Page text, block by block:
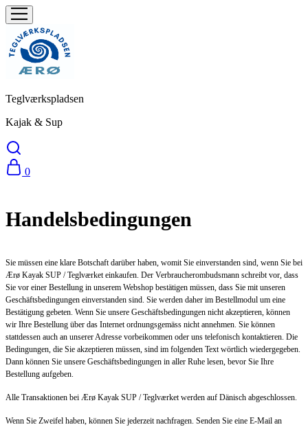
Teglværkspladsen
Kajak & Sup
0
Handelsbedingungen
Sie müssen eine klare Botschaft darüber haben, womit Sie einverstanden sind, wenn Sie bei
Ærø Kayak SUP / Teglværket einkaufen. Der Verbraucherombudsmann schreibt vor, dass
Sie vor einer Bestellung in unserem Webshop bestätigen müssen, dass Sie mit unseren
Geschäftsbedingungen einverstanden sind. Sie werden daher im Bestellmodul um eine
Bestätigung gebeten. Wenn Sie unsere Geschäftsbedingungen nicht akzeptieren, können
wir Ihre Bestellung über das Internet ordnungsgemäss nicht annehmen. Sie können
stattdessen auch an unserer Adresse vorbeikommen oder uns telefonisch kontaktieren. Die
Bedingungen, die Sie akzeptieren müssen, sind im folgenden Text wörtlich wiedergegeben.
Dann können Sie unsere Geschäftsbedingungen in aller Ruhe lesen, bevor Sie Ihre
Bestellung aufgeben.
Alle Transaktionen bei Ærø Kayak SUP / Teglværket werden auf Dänisch abgeschlossen.
Wenn Sie Zweifel haben, können Sie jederzeit nachfragen. Senden Sie eine E-Mail an